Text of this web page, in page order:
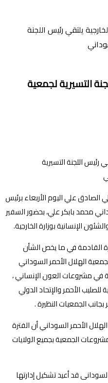
يلتقي رئيس اللجنة
التسيرية لجمعية
الصادق علي اليوم الأربعاء برئيس
محمد بابكر علي، بحضور السفير
الإنسانية بوزارة الخارجية.
القادمة في ما يخص الشأن
الهلال الأحمر السوداني
في مشروعات العون الإنساني ،
للصليب الأحمر والإتحاد الدولي
الجمعيات النظيرة .
الأحمر السوداني أن الفترة
الجمعية بجميع الولايات
قد أعيد تشكيل إدارتها